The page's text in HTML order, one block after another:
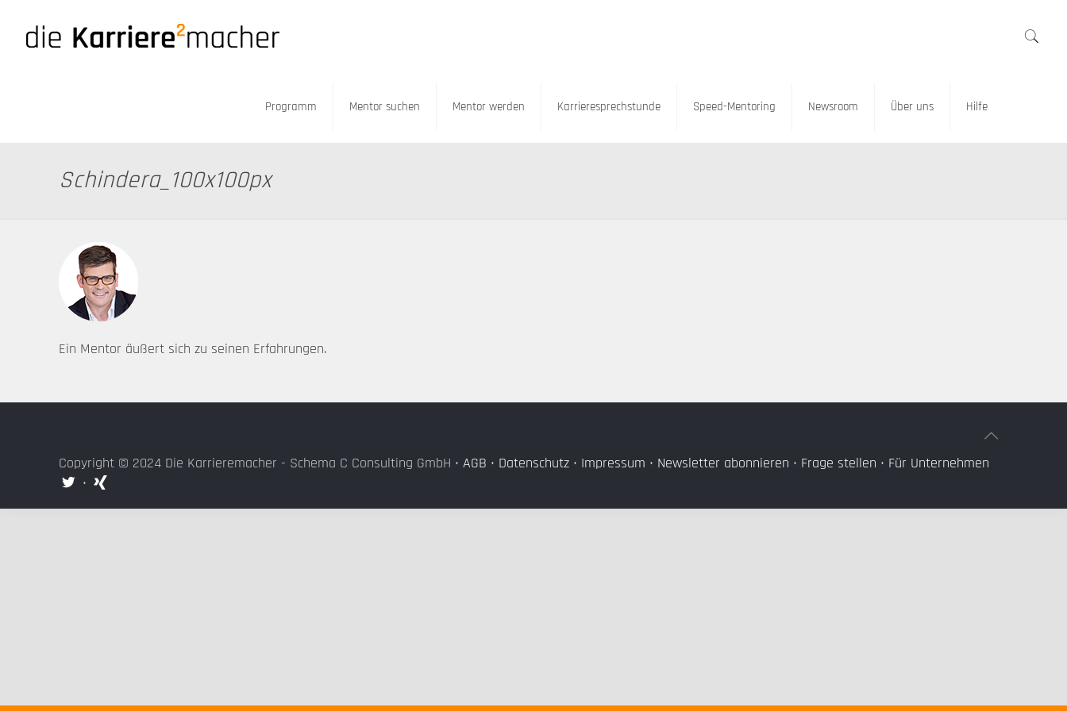
Programm Mentor suchen Mentor werden Karrieresprechstunde Speed-Mentoring Newsroom Über uns Hilfe
Schindera_100x100px
Ein Mentor äußert sich zu seinen Erfahrungen.
Copyright © 2024 Die Karrieremacher - Schema C Consulting GmbH •AGB • Datenschutz • Impressum • Newsletter abonnieren • Frage stellen • Für Unternehmen
•